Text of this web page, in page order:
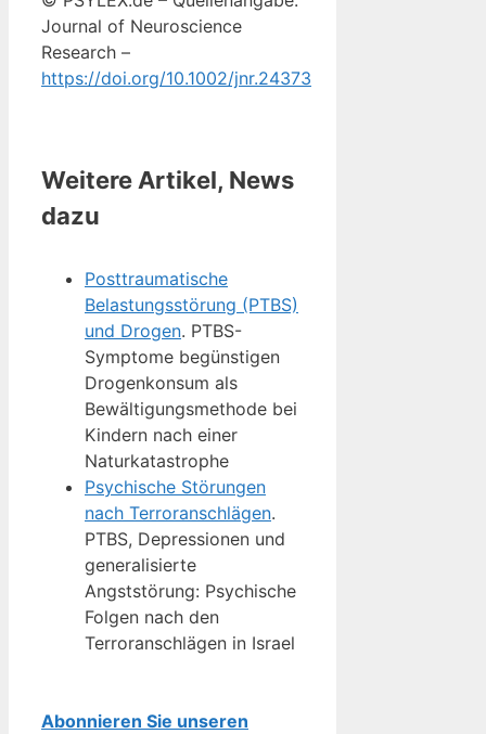
Journal of Neuroscience
Research –
https://doi.org/10.1002/jnr.24373
Weitere Artikel, News
dazu
Posttraumatische
Belastungsstörung (PTBS)
und Drogen. PTBS-
Symptome begünstigen
Drogenkonsum als
Bewältigungsmethode bei
Kindern nach einer
Naturkatastrophe
Psychische Störungen
nach Terroranschlägen.
PTBS, Depressionen und
generalisierte
Angststörung: Psychische
Folgen nach den
Terroranschlägen in Israel
Abonnieren Sie unseren